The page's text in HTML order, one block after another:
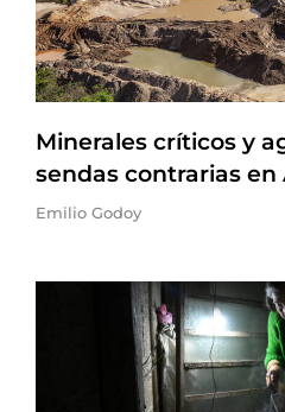
Minerales críticos y
sendas contrarias en
Emilio Godoy